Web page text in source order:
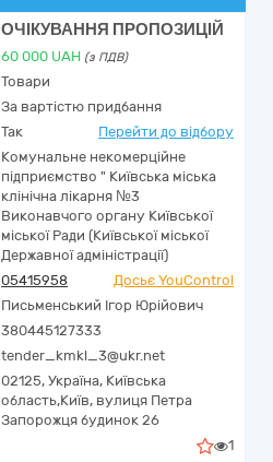
ОЧІКУВАННЯ ПРОПОЗИЦІЙ
60 000 UAH (з ПДВ)
Товари
За вартістю придбання
Так Перейти до відбору
Комунальне некомерційне
підприємство " Київська міська
клінічна лікарня №3
Виконавчого органу Київської
міської Ради (Київської міської
Державної адміністрації)
05415958
Досьє YouControl
Письменський Ігор Юрійович
380445127333
tender_kmkl_3@ukr.net
02125, Україна, Київська
область,Київ, вулиця Петра
Запорожця будинок 26
1